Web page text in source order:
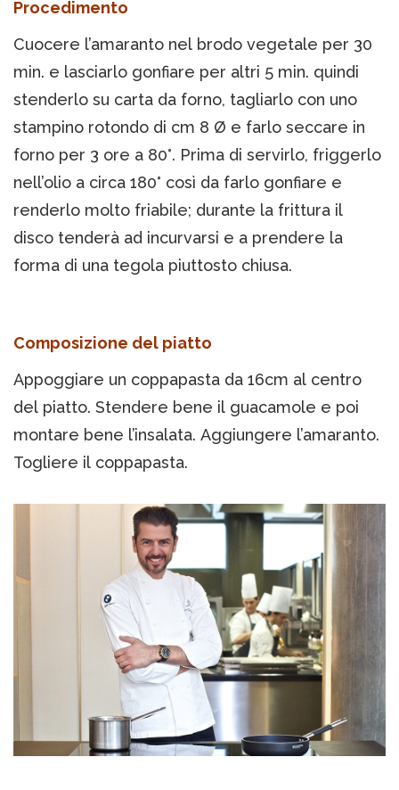
Procedimento
Cuocere l’amaranto nel brodo vegetale per 30
min. e lasciarlo gonfiare per altri 5 min. quindi
stenderlo su carta da forno, tagliarlo con uno
stampino rotondo di cm 8 Ø e farlo seccare in
forno per 3 ore a 80°. Prima di servirlo, friggerlo
nell’olio a circa 180° così da farlo gonfiare e
renderlo molto friabile; durante la frittura il
disco tenderà ad incurvarsi e a prendere la
forma di una tegola piuttosto chiusa.
Composizione del piatto
Appoggiare un coppapasta da 16cm al centro
del piatto. Stendere bene il guacamole e poi
montare bene l’insalata. Aggiungere l’amaranto.
Togliere il coppapasta.